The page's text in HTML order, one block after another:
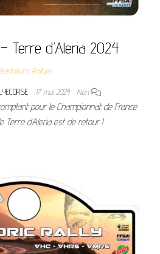
Terre d’Aleria 2024
Rallyes
17 mai 2024 Non
pour le Championnat de France
Terre d’Aleria est de retour !